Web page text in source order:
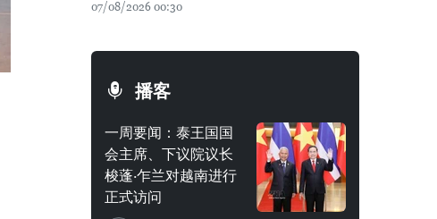
07/08/2026 00:30
播客
一周要闻：泰王国国
会主席、下议院议长
梭蓬·乍兰对越南进行
正式访问